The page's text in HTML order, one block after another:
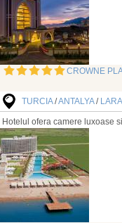
CROWNE
TURCIA/ANTALYA/ LARA
Hotelul ofera camere luxoase